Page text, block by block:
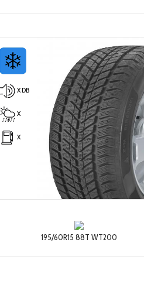
X DB
X
X
195/60R15 88T WT200